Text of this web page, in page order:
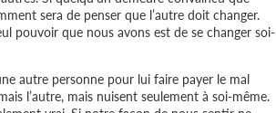
sera de penser que l’autre doit changer.
pouvoir que nous avons est de se changer soi-
autre personne pour lui faire payer le mal
l’autre, mais nuisent seulement à soi-même.